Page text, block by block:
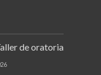
de oratoria